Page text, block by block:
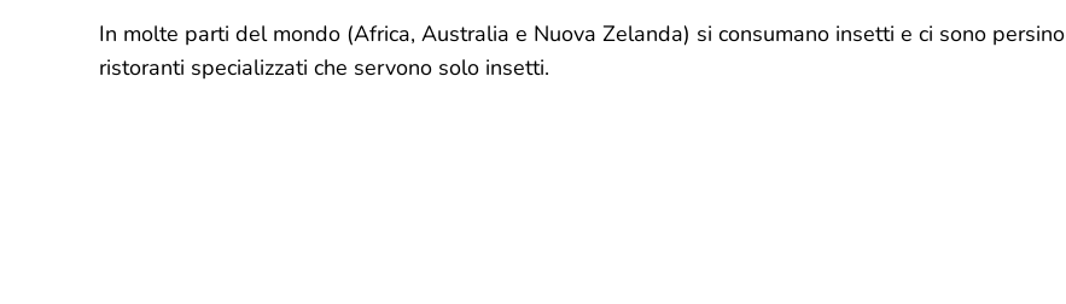
In molte parti del mondo (Africa, Australia e Nuova Zelanda) si consumano insetti e ci sono persino
ristoranti specializzati che servono solo insetti.